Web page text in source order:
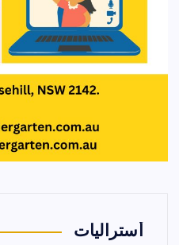
أستراليات